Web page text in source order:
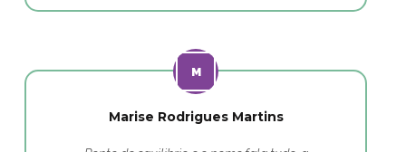
Marise Rodrigues Martins